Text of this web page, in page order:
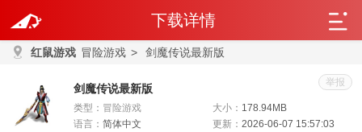
下载详情
红鼠游戏 冒险游戏 > 剑魔传说最新版
剑魔传说最新版
类型： 冒险游戏 大小： 178.94MB
语言： 简体中文 更新：2026-06-07 15:57:03
举报